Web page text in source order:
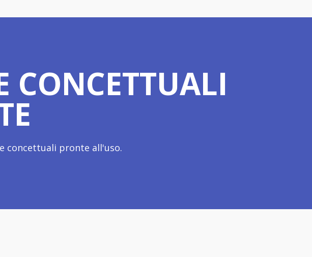
CONCETTUALI
concettuali pronte all'uso.